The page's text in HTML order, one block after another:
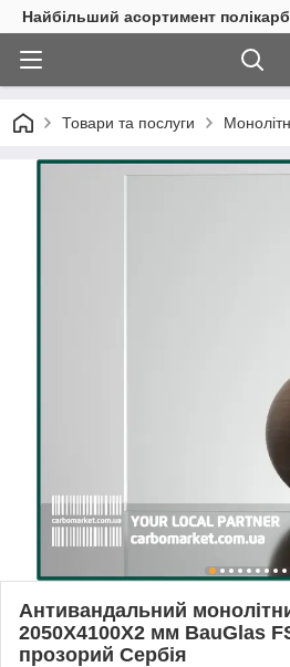
Найбільший асортимент
Товари та послуги
Антивандальний
2050Х4100Х2 мм BauGlas
прозорий Сербія